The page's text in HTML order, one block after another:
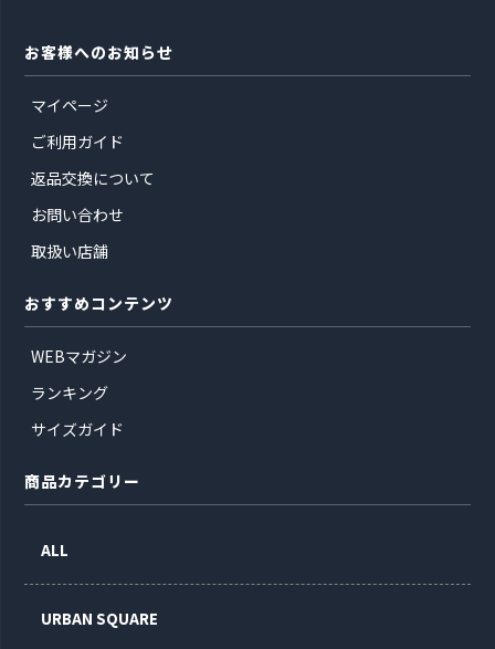
お客様へのお知らせ
マイページ
ご利用ガイド
返品交換について
お問い合わせ
取扱い店舗
おすすめコンテンツ
WEBマガジン
ランキング
サイズガイド
商品カテゴリー
ALL
URBAN SQUARE